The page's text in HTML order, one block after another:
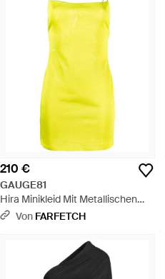
210 €
GAUGE81
Hira Minikleid Mit Metallischen
Trägern - Gelb
Von FARFETCH